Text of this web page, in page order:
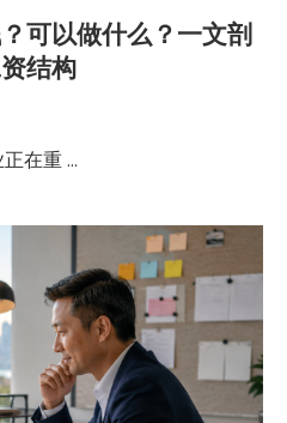
可以做什么？一文剖
结构
在重 …